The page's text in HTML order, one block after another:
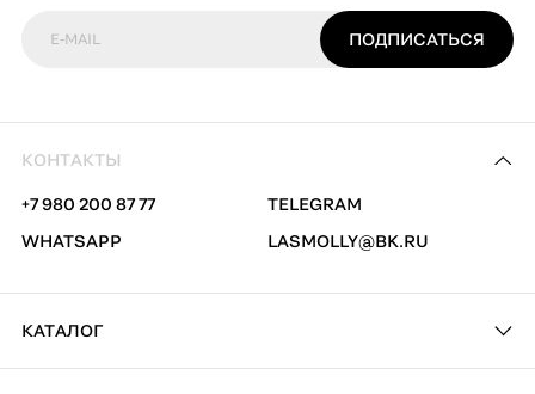
E-MAIL ПОДПИСАТЬСЯ
КОНТАКТЫ
+7 980 200 87 77
TELEGRAM
WHATSAPP
LASMOLLY@BK.RU
КАТАЛОГ